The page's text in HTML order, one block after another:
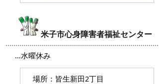
米子市心身障害者福祉センター
…水曜休み
場所：皆生新田2丁目